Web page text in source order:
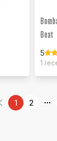
Beat
5
1
1 2